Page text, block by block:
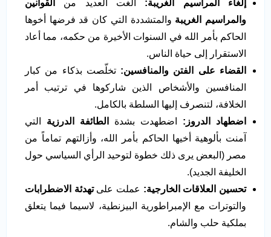
إلغاء المراسيم الغريبة: ألغت العديد من
القوانين
والمراسيم الغريبة والمتشددة التي كان قد فرضها أخوها
الحاكم بأمر الله في السنوات الأخيرة من حكمه، مما أعاد
الاستقرار إلى حياة الناس.
القضاء على الفتن والمنافسين: تخلّصت بذكاء من كبار
المنافسين والأشخاص الذين شاركوها في ترتيب أمر
الخلافة، لتنصرف إليها السلطة بالكامل.
اضطهاد الدروز : اضطهدت بشدة الطائفة الدرزية التي
آمنت بألوهية أخيها الحاكم بأمر الله، وأزالتهم تماماً من
مصر (البعض يرى ذلك خطوة لتوحيد الرأي السياسي حول
الخليفة الجديد).
تحسين العلاقات الخارجية: عملت علىتهدئة الاضطرابات
والتوترات مع الإمبراطورية البيزنطية، لاسيما فيما يتعلق
بملكية حلب والشام.